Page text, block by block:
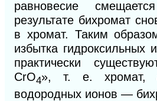
равновесие
результате бихромат
в хромат. Таким
избытка гидроксильных
практически
СrO4», т. е. хромат,
водородных ионов —